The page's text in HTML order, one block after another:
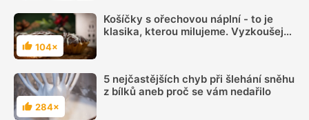
Hodnocení
104×
Košíčky s ořechovou náplní - to je
klasika, kterou milujeme. Vyzkoušejte
Hodnocení
284×
5 nejčastějších chyb při šlehání sněhu
z bílků aneb proč se vám nedařilo